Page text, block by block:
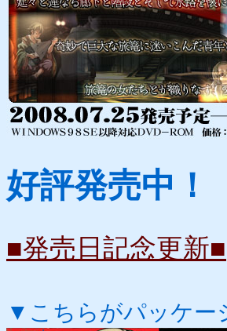
好評発売中！
■発売日記念更新■
▼こちらがパッケー